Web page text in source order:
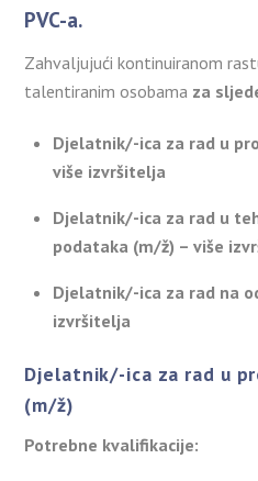
PVC-a.
Zahvaljujući kontinuiranom
talentiranim osobama za
Djelatnik/-ica za rad u
više izvršitelja
Djelatnik/-ica za rad u
podataka (m/ž) – više
Djelatnik/-ica za rad na
izvršitelja
Djelatnik/-ica za rad u
(m/ž)
Potrebne kvalifikacije: